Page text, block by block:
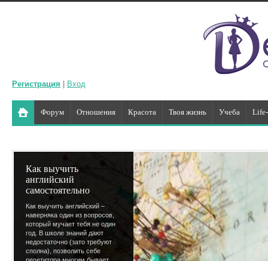
Регистрация Вход
Форум Отношения Красота Твоя жизнь Учеба
Как выучить
английский
самостоятельно
Как выучить английский –
наверняка один из вопросов,
который мучает тебя не один
год. В школе знаний дают
недостаточно (зато требуют
сполна), позволить себе